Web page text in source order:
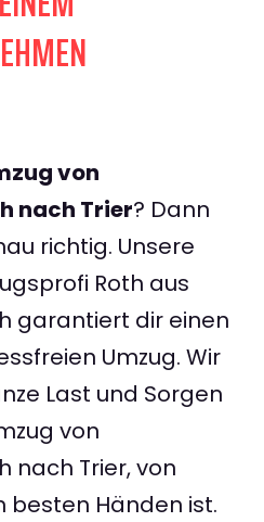
von
nach Trier? Dann
richtig. Unsere
Roth aus
garantiert dir einen
Umzug. Wir
Last und Sorgen
von
nach Trier, von
besten Händen ist.